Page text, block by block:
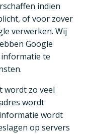
indien
of voor zover
verwerken. Wij
Google
te
wordt zo veel
wordt
wordt
op servers